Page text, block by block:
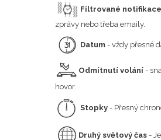
Filtrované notifikace
zprávy nebo třeba emaily.
Datum - vždy přesné
Odmítnutí volání -
hovor.
Stopky - Přesný
Druhý světový čas -